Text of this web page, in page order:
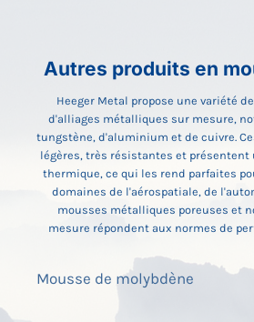
Autres produits en
Heeger Metal propose une variété
d'alliages métalliques sur mesure,
tungstène, d'aluminium et de cuivre.
légères, très résistantes et
thermique, ce qui les rend parfaites
domaines de l'aérospatiale, de
mousses métalliques poreuses et
mesure répondent aux normes de
Mousse de molybdène